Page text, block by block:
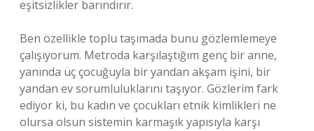
eşitsizlikler barındırır.
Ben özellikle toplu taşımada bunu gözlemlemeye
çalışıyorum. Metroda karşılaştığım genç bir anne,
yanında üç çocuğuyla bir yandan akşam işini, bir
yandan ev sorumluluklarını taşıyor. Gözlerim fark
ediyor ki, bu kadın ve çocukları etnik kimlikleri ne
olursa olsun sistemin karmaşık yapısıyla karşı